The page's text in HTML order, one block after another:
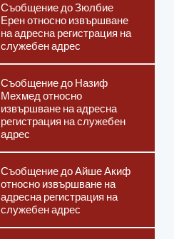
Съобщение до Зюлбие
Ерен относно извършване
на адресна регистрация на
служебен адрес
Съобщение до Назиф
Мехмед относно
извършване на адресна
регистрация на служебен
адрес
Съобщение до Айше Акиф
относно извършване на
адресна регистрация на
служебен адрес